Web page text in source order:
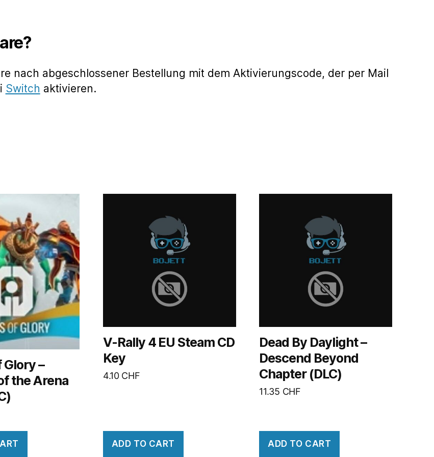
nach abgeschlossener Bestellung mit dem Aktivierungscode, der per Mail
Switch aktivieren.
Glory –
the Arena
V-Rally 4 EU Steam CD
Key
4.10 CHF
ADD TO CART
Dead By Daylight –
Descend Beyond
Chapter (DLC)
11.35 CHF
ADD TO CART